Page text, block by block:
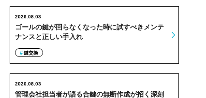
ゴールの鍵が回らなくなった時に試すべきメンテ
ナンスと正しい手入れ
2026.08.03
鍵交換
管理会社担当者が語る合鍵の無断作成が招く深刻
2026.08.03